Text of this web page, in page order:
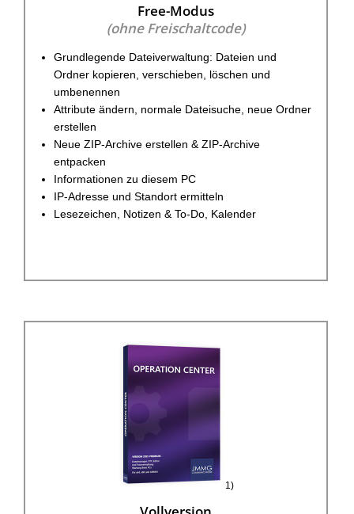
Free-Modus
(ohne Freischaltcode)
Grundlegende Dateiverwaltung: Dateien und
Ordner kopieren, verschieben, löschen und
umbenennen
Attribute ändern, normale Dateisuche, neue Ordner
erstellen
Neue ZIP-Archive erstellen & ZIP-Archive
entpacken
Informationen zu diesem PC
IP-Adresse und Standort ermitteln
Lesezeichen, Notizen & To-Do, Kalender
1)